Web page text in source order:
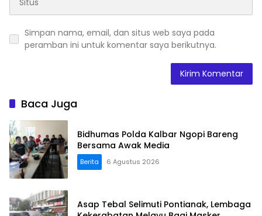
Simpan nama, email, dan situs web saya pada
peramban ini untuk komentar saya berikutnya.
Baca Juga
Bidhumas Polda Kalbar Ngopi Bareng
Bersama Awak Media
Berita 6 Agustus 2026
Asap Tebal Selimuti Pontianak, Lembaga